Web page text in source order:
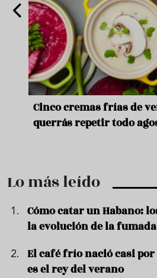
Cinco cremas frías de
querrás repetir todo
Lo más leído
Cómo catar un Habano:
la evolución de la fumada
El café frío nació casi
es el rey del verano